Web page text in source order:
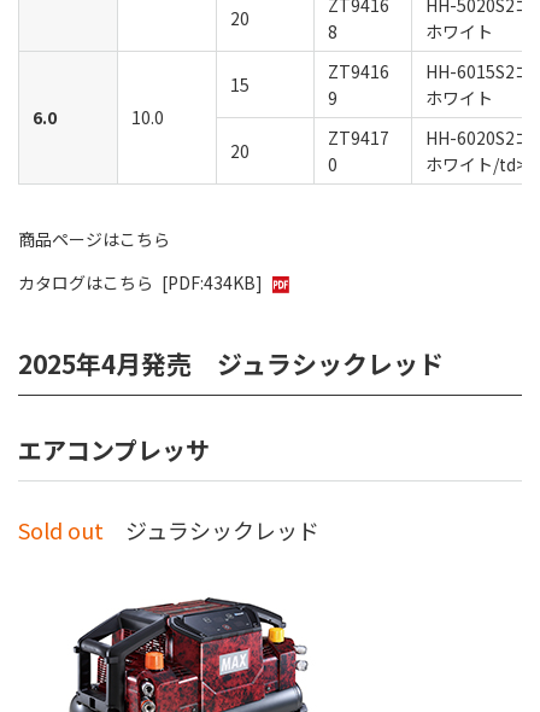
20
ZT9416
8
HH-5020S2コ
ホワイト
6.0 10.0
15
ZT9416
9
HH-6015S2コ
ホワイト
20
ZT9417
0
HH-6020S2コ
ホワイト/td>
商品ページはこちら
カタログはこちら [PDF:434KB]
2025年4月発売 ジュラシックレッド
エアコンプレッサ
Sold out ジュラシックレッド